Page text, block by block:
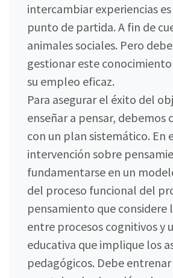
intercambiar experiencias
punto de partida. A fin de
animales sociales. Pero
gestionar este
su empleo eficaz.
Para asegurar el éxito del
enseñar a pensar, debemos
con un plan sistemático. En
intervención sobre
fundamentarse en un
del proceso funcional del
pensamiento que considere
entre procesos cognitivos y
educativa que implique los
pedagógicos. Debe